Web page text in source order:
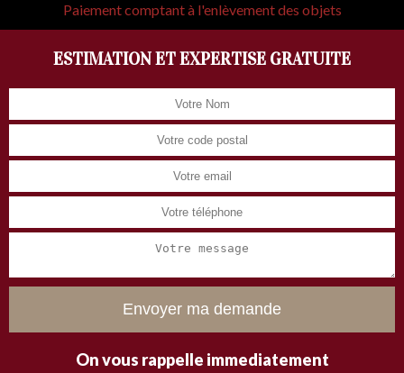
Paiement comptant à l'enlèvement des objets
ESTIMATION ET EXPERTISE GRATUITE
On vous rappelle immediatement